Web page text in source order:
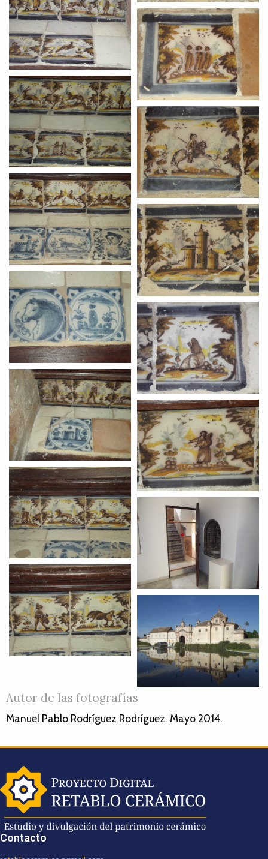
Autor de las fotografías
Manuel Pablo Rodríguez Rodríguez. Mayo 2014.
Contacto